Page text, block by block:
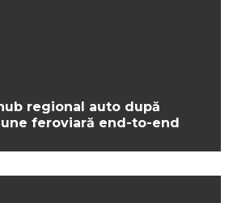
regional auto după
feroviară end-to-end